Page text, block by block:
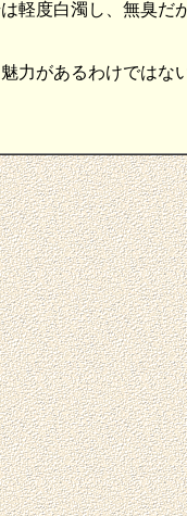
軽度白濁し、無臭だ
力があるわけではな